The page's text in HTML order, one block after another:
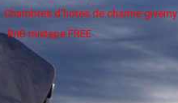
Chambres d'hotes de charme giverny
RnB mixtape FREE